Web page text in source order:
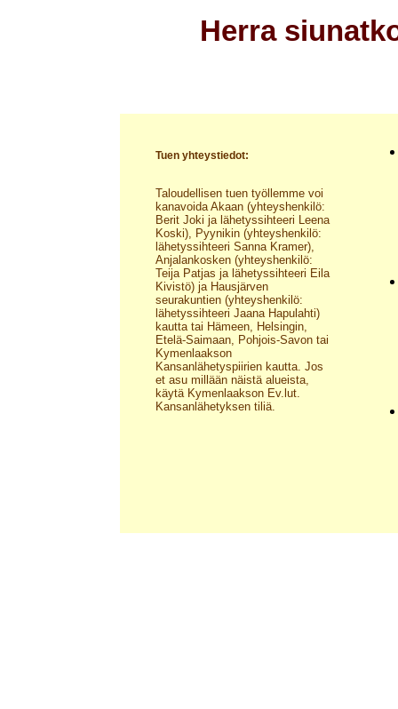
Herra
Tuen yhteystiedot:
Taloudellisen tuen työllemme voi
kanavoida Akaan (yhteyshenkilö:
Berit Joki ja lähetyssihteeri Leena
Koski), Pyynikin (yhteyshenkilö:
lähetyssihteeri Sanna Kramer),
Anjalankosken (yhteyshenkilö:
Teija Patjas ja lähetyssihteeri Eila
Kivistö) ja Hausjärven
seurakuntien (yhteyshenkilö:
lähetyssihteeri Jaana Hapulahti)
kautta tai Hämeen, Helsingin,
Etelä-Saimaan, Pohjois-Savon tai
Kymenlaakson
Kansanlähetyspiirien kautta. Jos
et asu millään näistä alueista,
käytä Kymenlaakson Ev.lut.
Kansanlähetyksen tiliä.